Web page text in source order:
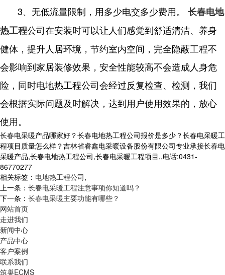
3、无低流量限制，用多少电交多少费用。 长春电地
热工程公司在安装时可以让人们感觉到舒适清洁、养身
健体，提升人居环境，节约室内空间，完全隐蔽工程不
会影响到家居装修效果，安全性能较高不会造成人身危
险，同时电地热工程公司会经过反复检查、检测，我们
会根据实际问题及时解决，达到用户使用效果的，放心
使用。
长春电采暖产品哪家好？长春电地热工程公司报价是多少？长春电采暖工
程项目质量怎么样？吉林省睿鑫电采暖设备股份有限公司专业承接长春电
采暖产品,长春电地热工程公司,长春电采暖工程项目,,电话:0431-
86770277
相关标签： 电地热工程公司,
上一条： 长春电采暖工程注意事项你知道吗？
下一条： 长春电采暖主要功能有哪些？
网站首页
走进我们
新闻中心
产品中心
客户案例
联系我们
筑巢ECMS